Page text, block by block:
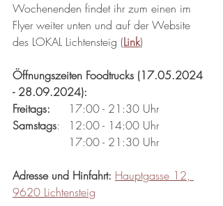
Wochenenden findet ihr zum einen im
Flyer weiter unten und auf der Website
des LOKAL Lichtensteig (Link)
Öffnungszeiten Foodtrucks (17.05.2024
- 28.09.2024):
Freitags:
	17:00 - 21:30 Uhr
Samstags
:	12:00 - 14:00 Uhr
		17:00 - 21:30 Uhr
Adresse und Hinfahrt: Hauptgasse 12,
9620 Lichtensteig